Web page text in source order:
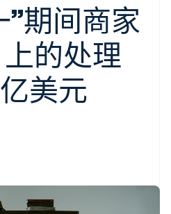
量计费
管理
性或定期
Sigma
义报告
Payouts
向第三
方打款
Crypto
稳定币
发行和
款
持
持方案
图
年度大会
”期间商家
的处理
美元